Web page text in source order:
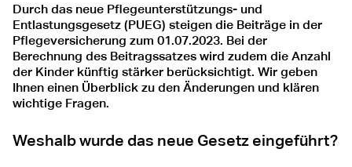
Durch das neue Pflegeunterstützungs- und
Entlastungsgesetz (PUEG) steigen die Beiträge in der
Pflegeversicherung zum 01.07.2023. Bei der
Berechnung des Beitragssatzes wird zudem die Anzahl
der Kinder künftig stärker berücksichtigt. Wir geben
Ihnen einen Überblick zu den Änderungen und klären
wichtige Fragen.
Weshalb wurde das neue Gesetz eingeführt?